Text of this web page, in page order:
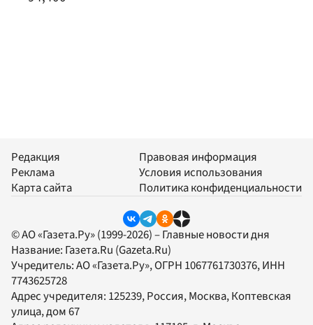
Редакция
Реклама
Карта сайта
Правовая информация
Условия использования
Политика конфиденциальности
© АО «Газета.Ру» (1999-2026) – Главные новости дня
Название: Газета.Ru (Gazeta.Ru)
Учредитель:АО «Газета.Ру», ОГРН 1067761730376, ИНН
7743625728
Адрес учредителя: 125239, Россия, Москва, Коптевская
улица, дом 67